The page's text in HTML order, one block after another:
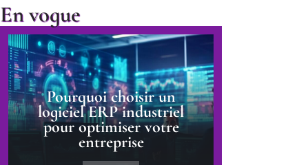
En vogue
Pourquoi choisir un
logiciel ERP industriel
pour optimiser votre
entreprise